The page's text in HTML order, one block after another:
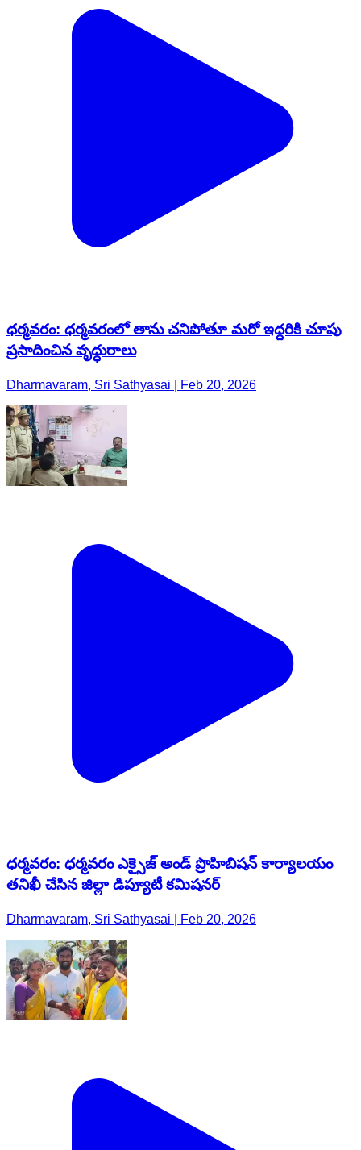
ధర్మవరం: ధర్మవరంలో తాను చనిపోతూ మరో ఇద్దరికి చూపు
ప్రసాదించిన వృద్ధురాలు
Dharmavaram, Sri Sathyasai | Feb 20, 2026
ధర్మవరం: ధర్మవరం ఎక్సైజ్ అండ్ ప్రొహిబిషన్ కార్యాలయం
తనిఖీ చేసిన జిల్లా డిప్యూటీ కమిషనర్
Dharmavaram, Sri Sathyasai | Feb 20, 2026